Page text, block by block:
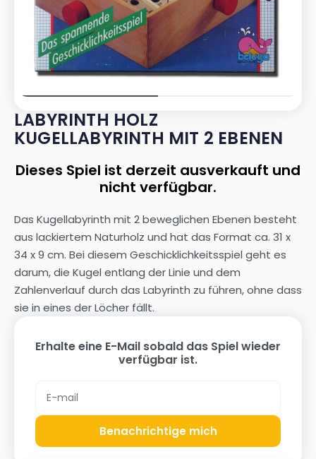
LABYRINTH HOLZ
KUGELLABYRINTH MIT 2 EBENEN
Dieses Spiel ist derzeit ausverkauft und
nicht verfügbar.
Das Kugellabyrinth mit 2 beweglichen Ebenen besteht
aus lackiertem Naturholz und hat das Format ca. 31 x
34 x 9 cm. Bei diesem Geschicklichkeitsspiel geht es
darum, die Kugel entlang der Linie und dem
Zahlenverlauf durch das Labyrinth zu führen, ohne dass
sie in eines der Löcher fällt.
Erhalte eine E-Mail sobald das Spiel wieder
verfügbar ist.
Benachrichtige mich